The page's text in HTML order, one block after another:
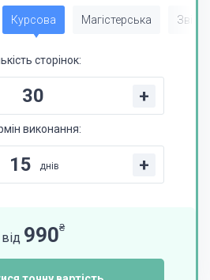
Курсова Магістерська Звіт
сторінок:
+
виконання:
днів +
від 990₴